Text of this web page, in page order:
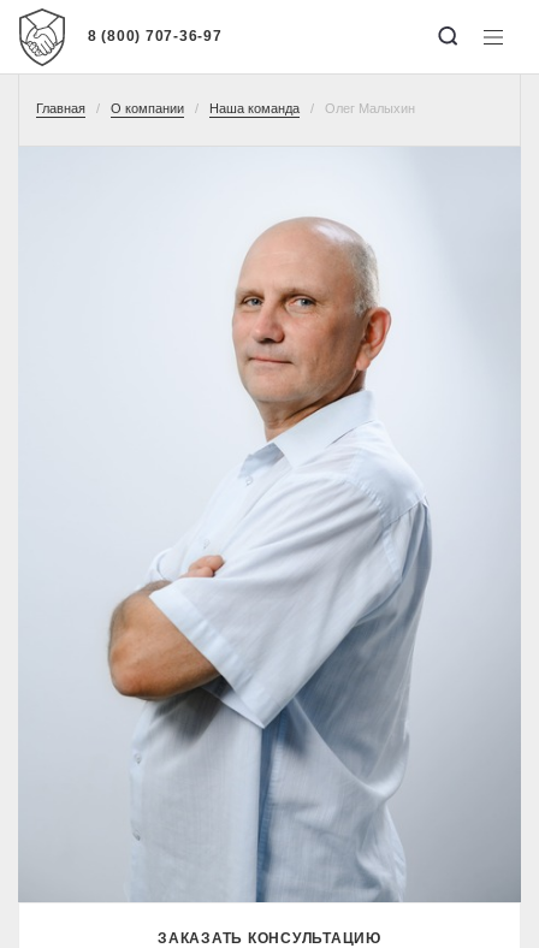
8 (800) 707-36-97
Главная О компании Наша команда Олег Малыхин
ЗАКАЗАТЬ КОНСУЛЬТАЦИЮ